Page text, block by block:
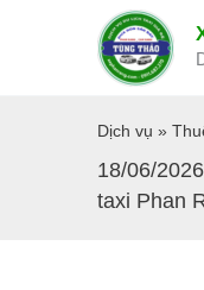
Dịch vụ »
18/06/2026
taxi Phan